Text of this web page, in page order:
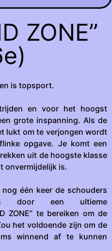
ZONE”
is topsport.
en voor het hoogst
grote inspanning. Als de
lukt om te verjongen wordt
opgave. Je komt een
uit de hoogste klasse
onvermijdelijk is.
één keer de schouders
door een ultieme
ZONE” te bereiken om de
het voldoende zijn om de
winnend af te kunnen